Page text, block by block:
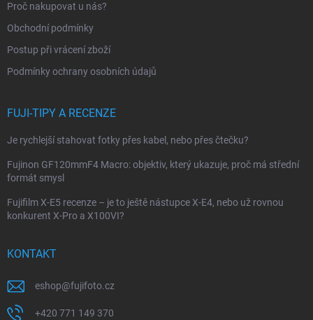
Proč nakupovat u nás?
Obchodní podmínky
Postup při vrácení zboží
Podmínky ochrany osobních údajů
FUJI-TIPY A RECENZE
Je rychlejší stahovat fotky přes kabel, nebo přes čtečku?
Fujinon GF120mmF4 Macro: objektiv, který ukazuje, proč má střední
formát smysl
Fujifilm X-E5 recenze – je to ještě nástupce X-E4, nebo už rovnou
konkurent X-Pro a X100VI?
KONTAKT
eshop@fujifoto.cz
+420 771 149 370